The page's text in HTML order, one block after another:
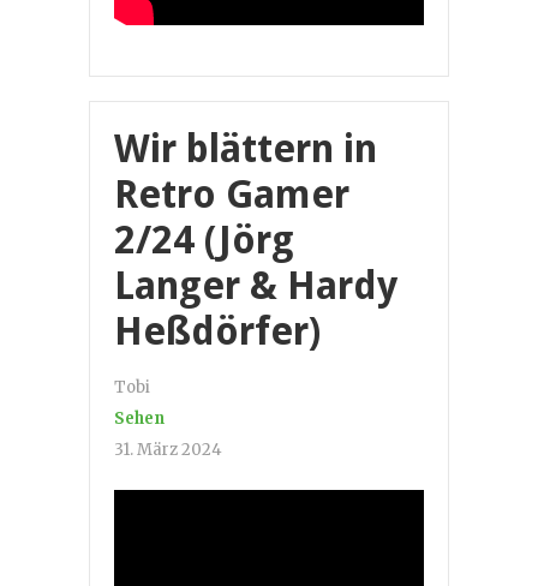
Wir blättern in
Retro Gamer
2/24 (Jörg
Langer & Hardy
Heßdörfer)
Tobi
Sehen
31. März 2024